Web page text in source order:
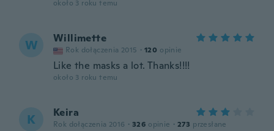
około 3 roku temu
W Willimette
Rok dołączenia 2015 · 120 opinie
Like the masks a lot. Thanks!!!!
około 3 roku temu
K Keira
Rok dołączenia 2016 · 326 opinie · 273 przesłane